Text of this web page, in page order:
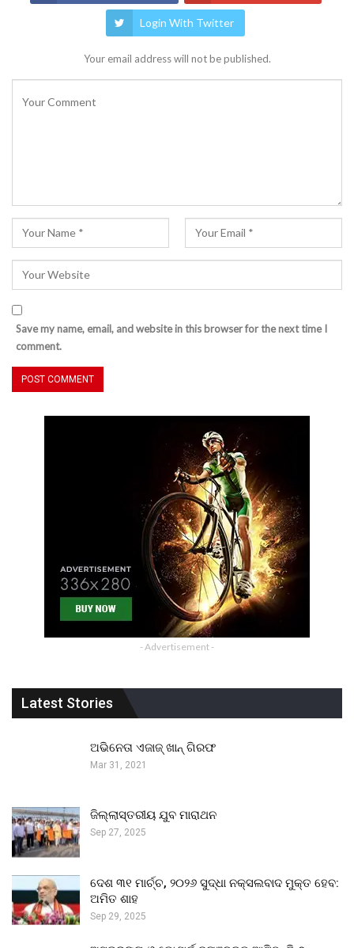
Login With Twitter
Your email address will not be published.
Save my name, email, and website in this browser for the next time I
comment.
- Advertisement -
Latest Stories
ଅଭିନେତା ଏଜାଜ୍ ଖାନ୍ ଗିରଫ
Mar 31, 2021
ଜିଲ୍ଲାସ୍ତରୀୟ ଯୁବ ମାରାଥନ
Sep 27, 2025
ଦେଶ ୩୧ ମାର୍ଚ୍ଚ, ୨୦୨୬ ସୁଦ୍ଧା ନକ୍ସଲବାଦ ମୁକ୍ତ ହେବ:
ଅମିତ ଶାହ
Sep 29, 2025